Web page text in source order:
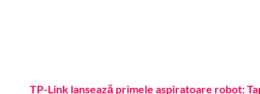
TP-Link lansează primele aspiratoare robot: